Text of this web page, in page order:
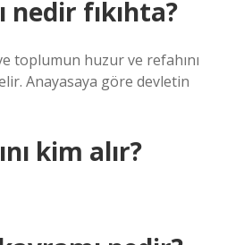
nedir fıkıhta?
toplumun huzur ve refahını
Anayasaya göre devletin
kim alır?